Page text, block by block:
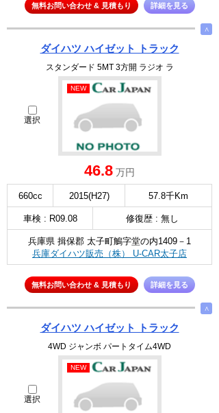
無料お問い合わせ & 見積もり 詳細を見る
∧
ダイハツ ハイゼット トラック
スタンダード 5MT 3方開 ラジオ ラ
選択
NEW
46.8 万円
660cc 2015(H27) 57.8千Km
車検 : R09.08 修復歴 : 無し
兵庫県 揖保郡 太子町鵤字堂の内1409－1
兵庫ダイハツ販売（株） U-CAR太子店
無料お問い合わせ & 見積もり 詳細を見る
∧
ダイハツ ハイゼット トラック
4WD ジャンボ パートタイム4WD
選択
NEW